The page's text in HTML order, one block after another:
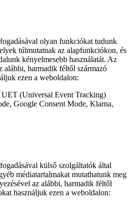
olyan funkciókat tudunk
túlmutatnak az alapfunkciókon, és
kényelmesebb használatát. Az
alábbi, harmadik féltől származó
ezen a weboldalon:
UET (Universal Event Tracking)
Google Consent Mode, Klarna,
külső szolgáltatók által
médiatartalmakat mutathatunk meg
az alábbi, harmadik féltől
használjuk ezen a weboldalon: